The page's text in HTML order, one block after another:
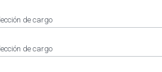
de cargo
de cargo